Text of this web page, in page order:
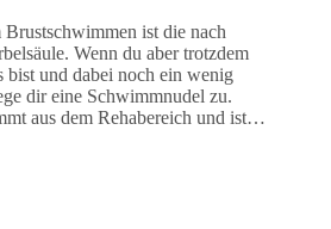
ist die nach
Wenn du aber trotzdem
bist und dabei noch ein wenig
dir eine Schwimmnudel zu.
aus dem Rehabereich und ist…